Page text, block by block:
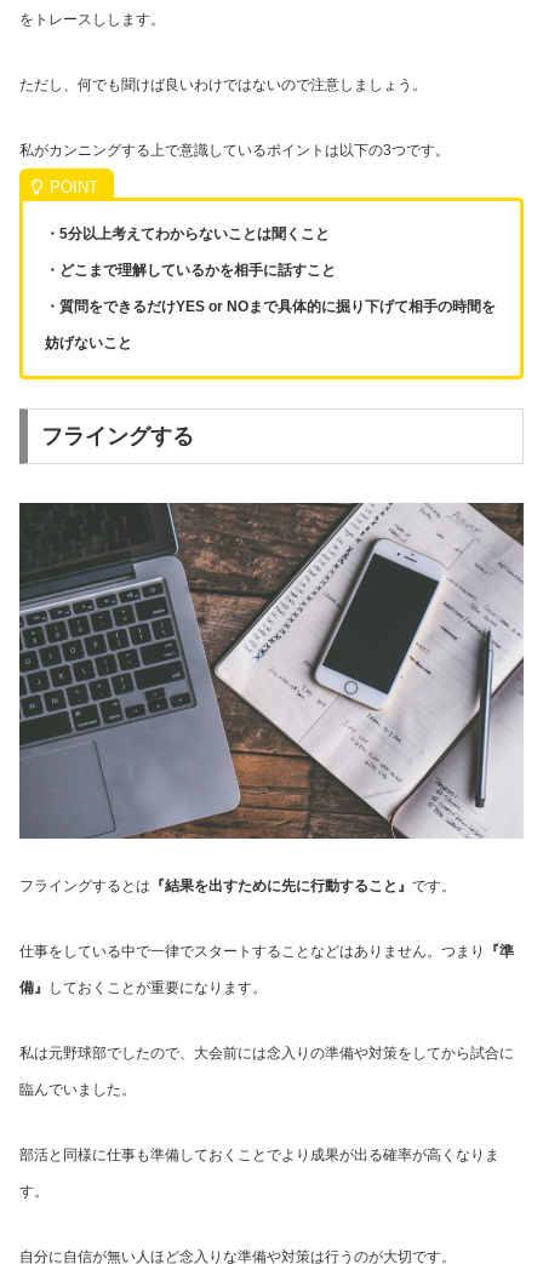
をトレースしします。
ただし、何でも聞けば良いわけではないので注意しましょう。
私がカンニングする上で意識しているポイントは以下の3つです。
・5分以上考えてわからないことは聞くこと
・どこまで理解しているかを相手に話すこと
・質問をできるだけYES or NOまで具体的に掘り下げて相手の時間を
妨げないこと
フライングする
フライングするとは 『結果を出すために先に行動すること』 です。
仕事をしている中で一律でスタートすることなどはありません。つまり 『準
備』 しておくことが重要になります。
私は元野球部でしたので、大会前には念入りの準備や対策をしてから試合に
臨んでいました。
部活と同様に仕事も準備しておくことでより成果が出る確率が高くなりま
す。
自分に自信が無い人ほど念入りな準備や対策は行うのが大切です。